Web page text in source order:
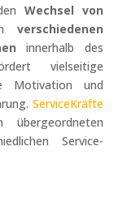
Wechsel von
verschiedenen
innerhalb des
vielseitige
Motivation und
ServiceKräfte
Service-